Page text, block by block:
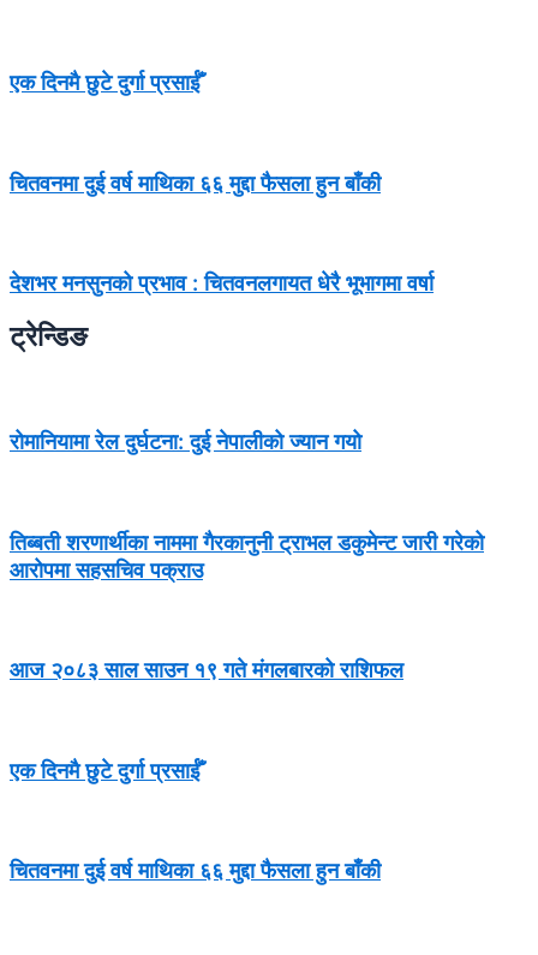
एक दिनमै छुटे दुर्गा प्रसाईँ
चितवनमा दुई वर्ष माथिका ६६ मुद्दा फैसला हुन बाँकी
देशभर मनसुनको प्रभाव : चितवनलगायत धेरै भूभागमा वर्षा
ट्रेन्डिङ
रोमानियामा रेल दुर्घटना: दुई नेपालीको ज्यान गयो
तिब्बती शरणार्थीका नाममा गैरकानुनी ट्राभल डकुमेन्ट जारी गरेको
आरोपमा सहसचिव पक्राउ
आज २०८३ साल साउन १९ गते मंगलबारको राशिफल
एक दिनमै छुटे दुर्गा प्रसाईँ
चितवनमा दुई वर्ष माथिका ६६ मुद्दा फैसला हुन बाँकी